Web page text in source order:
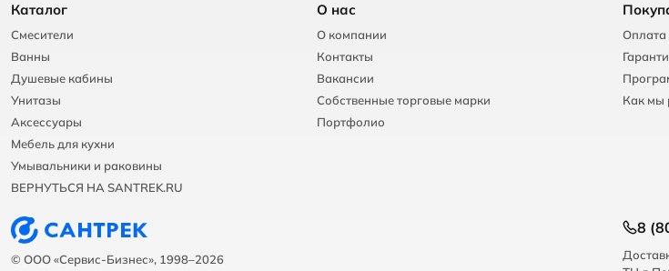
© ООО «Сервис-Бизнес», 1998–2026
Каталог
Смесители
Ванны
Душевые кабины
Унитазы
Аксессуары
Мебель для кухни
Умывальники и раковины
ВЕРНУТЬСЯ НА SANTREK.RU
О нас
О компании
Контакты
Вакансии
Собственные торговые марки
Портфолио
Оплата
Как мы
8